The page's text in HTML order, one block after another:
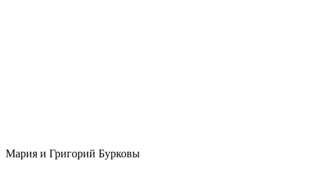
Мария и Григорий Бурковы